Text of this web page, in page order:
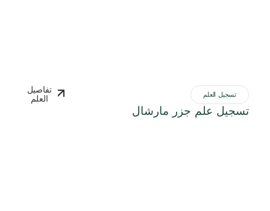
تسجيل العلم
تسجيل علم جزر مارشال
تفاصيل
العلم